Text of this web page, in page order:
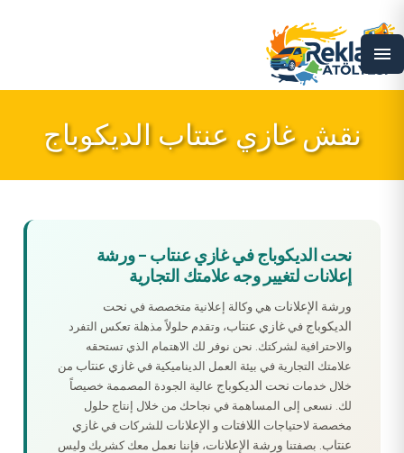
menu
نقش غازي عنتاب الديكوباج
نحت الديكوباج في غازي عنتاب – ورشة
إعلانات لتغيير وجه علامتك التجارية
ورشة الإعلانات هي وكالة إعلانية متخصصة في نحت
الديكوباج في غازي عنتاب، وتقدم حلولاً مذهلة تعكس التفرد
والاحترافية لشركتك. نحن نوفر لك الاهتمام الذي تستحقه
علامتك التجارية في بيئة العمل الديناميكية في غازي عنتاب من
خلال خدمات نحت الديكوباج عالية الجودة المصممة خصيصاً
لك. نسعى إلى المساهمة في نجاحك من خلال إنتاج حلول
مخصصة لاحتياجات اللافتات و الإعلانات للشركات في غازي
عنتاب. بصفتنا ورشة الإعلانات، فإننا نعمل معك كشريك وليس